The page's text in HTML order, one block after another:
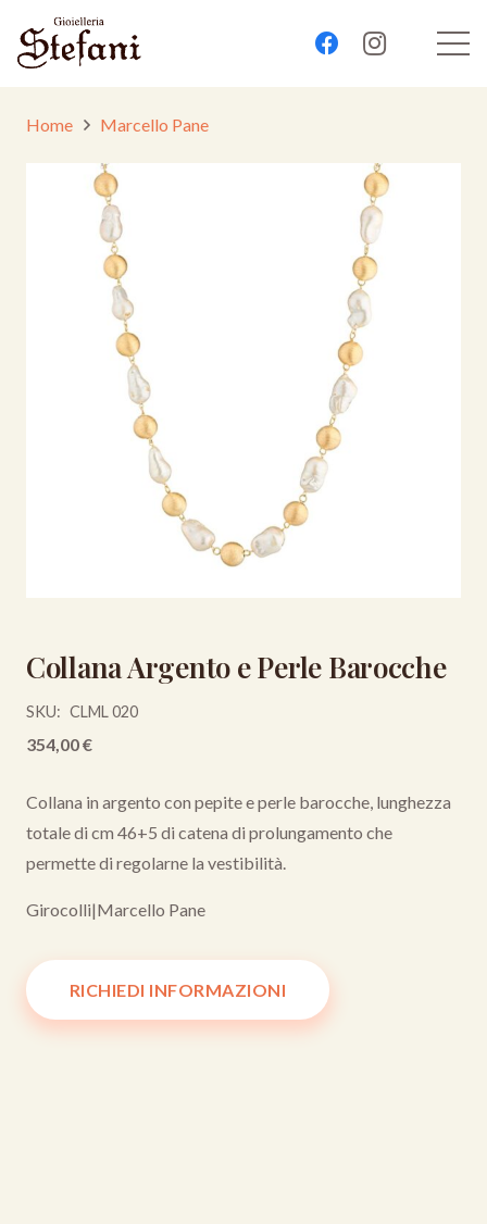
Home Marcello Pane
Collana Argento e Perle Barocche
SKU: CLML 020
354,00€
Collana in argento con pepite e perle barocche, lunghezza
totale di cm 46+5 di catena di prolungamento che
permette di regolarne la vestibilità.
Girocolli|Marcello Pane
RICHIEDI INFORMAZIONI